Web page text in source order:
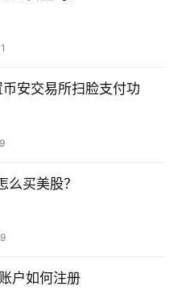
安交易所扫脸支付功
么买美股？
户如何注册